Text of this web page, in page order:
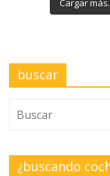
Cargar
buscar
¿buscando